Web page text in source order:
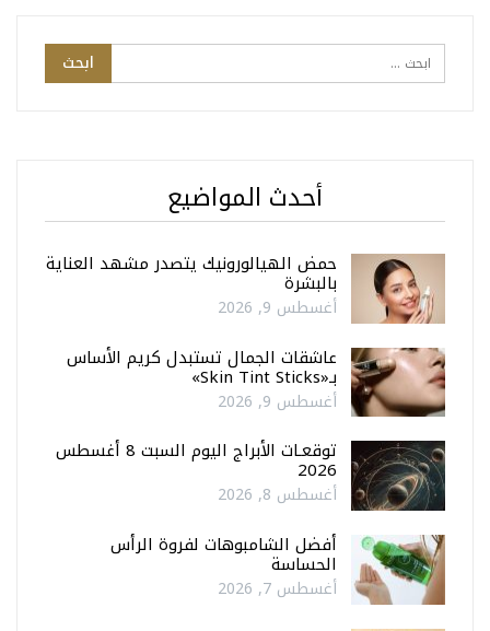
أحدث المواضيع
حمض الهيالورونيك يتصدر مشهد العناية
بالبشرة
أغسطس 9, 2026
عاشقات الجمال تستبدل كريم الأساس
بـ«Skin Tint Sticks»
أغسطس 9, 2026
توقعـات الأبراج اليوم السبت 8 أغسطس
2026
أغسطس 8, 2026
أفضل الشامبوهات لفروة الرأس
الحساسة
أغسطس 7, 2026